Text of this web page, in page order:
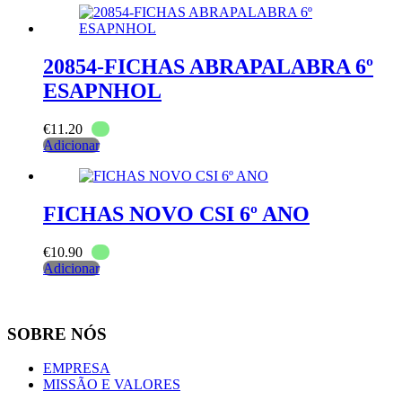
20854-FICHAS ABRAPALABRA 6º
ESAPNHOL
€11.20
Adicionar
FICHAS NOVO CSI 6º ANO
€10.90
Adicionar
SOBRE NÓS
EMPRESA
MISSÃO E VALORES